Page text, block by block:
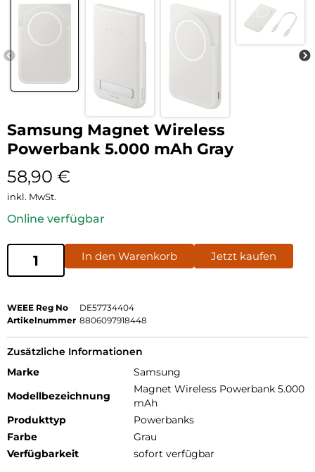
Samsung Magnet Wireless
Powerbank 5.000 mAh Gray
58,90 €
inkl. MwSt.
Online verfügbar
In den Warenkorb Jetzt kaufen
WEEE Reg No
DE57734404
Artikelnummer 8806097918448
Zusätzliche Informationen
Marke
Samsung
Modellbezeichnung
Magnet Wireless Powerbank 5.000
mAh
Produkttyp
Powerbanks
Farbe
Grau
Verfügbarkeit
sofort verfügbar